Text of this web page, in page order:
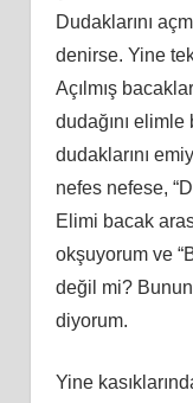
Dudaklarını
denirse. Yine
Açılmış
dudağını elimle
dudaklarını
nefes nefese,
Elimi bacak
okşuyorum ve
değil mi? Bunun
diyorum.
Yine